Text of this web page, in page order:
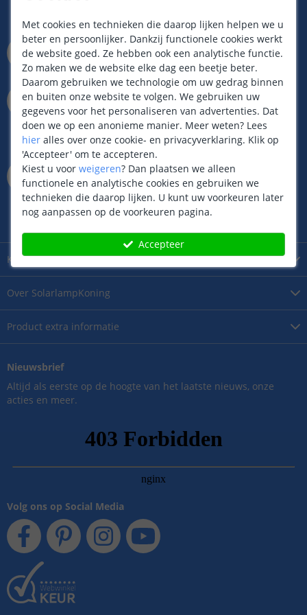
Over SolarlampKoning
Product extra informatie
Klantenservice
Zondag van 12.00 tot 17.00 uur
info@solarlampkoning.be
Binnen 24 uur antwoord,
meestal sneller!
073 704 11 00
Whatsapp op ma t/m vr
van 9.00 tot 22.00 uur
Zaterdag van 9.00 tot 17.00 uur
Zondag van 12.00 tot 17.00 uur
Kantoor / Showroom
Rietveldenweg 49
D
5222AP'sHertogenbosch
Maandag t/m zaterdag geopend
van 09.00 tot 17.00 uur
Nieuwsbrief
Altijd als eerste op de hoogte van het laatste nieuws, onze
acties en meer.
Volg ons op Social Media
Met cookies en technieken die daarop lijken helpen we u
beter en persoonlijker. Dankzij functionele cookies werkt
de website goed. Ze hebben ook een analytische functie.
Zo maken we de website elke dag een beetje beter.
Daarom gebruiken we technologie om uw gedrag binnen
en buiten onze website te volgen. We gebruiken uw
gegevens voor het personaliseren van advertenties. Dat
doen we op een anonieme manier. Meer weten? Lees
hier alles over onze cookie- en privacyverklaring. Klik op
'Accepteer' om te accepteren.
Kiest u voor weigeren? Dan plaatsen we alleen
functionele en analytische cookies en gebruiken we
technieken die daarop lijken. U kunt uw voorkeuren later
nog aanpassen op de voorkeuren pagina.
Accepteer